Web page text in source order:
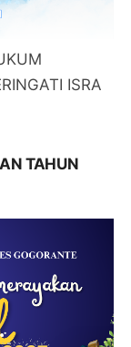
ISRA
TAHUN